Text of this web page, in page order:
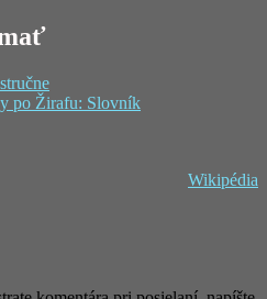
po Žirafu: Slovník
Wikipédia